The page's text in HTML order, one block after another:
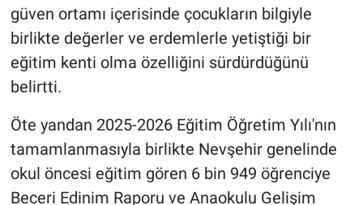
güven ortamı içerisinde çocukların bilgiyle
birlikte değerler ve erdemlerle yetiştiği bir
eğitim kenti olma özelliğini sürdürdüğünü
belirtti.
Öte yandan 2025-2026 Eğitim Öğretim Yılı'nın
tamamlanmasıyla birlikte Nevşehir genelinde
okul öncesi eğitim gören 6 bin 949 öğrenciye
Beceri Edinim Raporu ve Anaokulu Gelişim